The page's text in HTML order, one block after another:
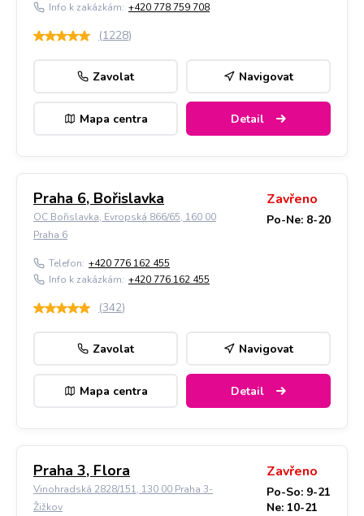
Info k zakázkám: +420 778 759 708
(1228)
Zavolat Navigovat
Mapa centra Detail
Praha 6, Bořislavka
OC Bořislavka, Evropská 866/65, 160 00
Praha 6
Zavřeno
Po-Ne: 8-20
Telefon: +420 776 162 455
Info k zakázkám: +420 776 162 455
(342)
Zavolat Navigovat
Mapa centra Detail
Praha 3, Flora
Vinohradská 2828/151, 130 00 Praha 3-
Žižkov
Zavřeno
Po-So: 9-21
Ne: 10-21